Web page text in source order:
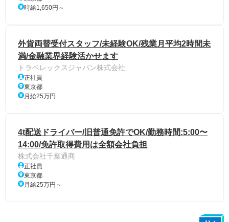
時給1,650円～
外貨両替受付スタッフ/未経験OK/残業月平均2時間未
満/金融業界経験活かせます
トラベレックスジャパン株式会社
正社員
東京都
月給25万円
4t配送ドライバー/旧普通免許でOK/勤務時間:5:00〜
14:00/免許取得費用は全額会社負担
株式会社千葉通商
正社員
東京都
月給25万円～